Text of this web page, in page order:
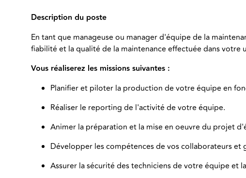
Description du poste
En tant que manageuse ou manager d'équipe de la
fiabilité et la qualité de la maintenance effectuée dans votre
Vous réaliserez les missions suivantes :
Planifier et piloter la production de votre équipe en
Réaliser le reporting de l'activité de votre équipe.
Animer la préparation et la mise en oeuvre du projet
Développer les compétences de vos collaborateurs
Assurer la sécurité des techniciens de votre équipe et